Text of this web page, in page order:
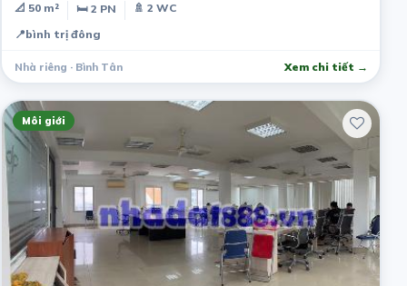
📐 50 m² 🛏 2 PN
🚿 2 WC
📍bình trị đông
Nhà riêng · Bình Tân Xem chi tiết →
Môi giới